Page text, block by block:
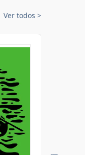
Ver todos >